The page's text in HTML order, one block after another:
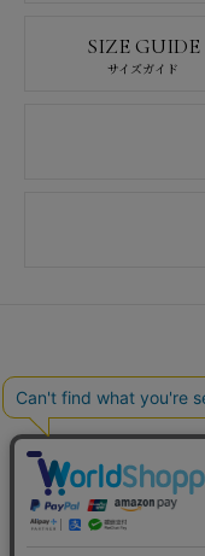
SIZE GUIDE
サイズガイド